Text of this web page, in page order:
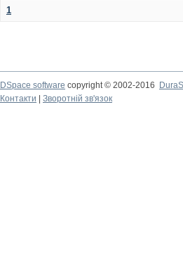
1
DSpace software copyright © 2002-2016
Контакти
Зворотній зв'язок